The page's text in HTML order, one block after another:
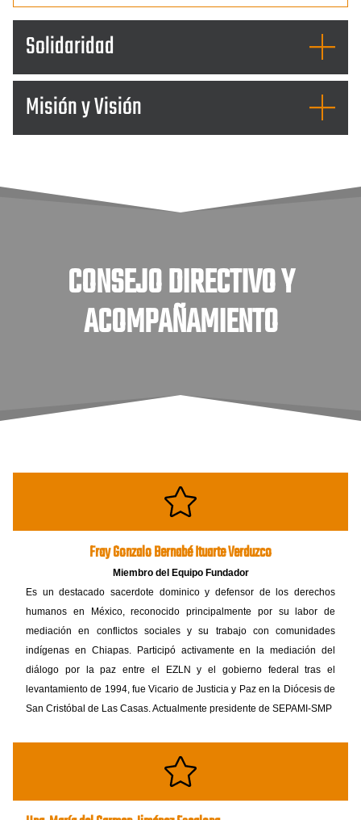
Solidaridad
Misión y Visión
CONSEJO DIRECTIVO Y
ACOMPAÑAMIENTO
Fray Gonzalo Bernabé Ituarte Verduzco
Miembro del Equipo Fundador
Es un destacado sacerdote dominico y defensor de los derechos
humanos en México, reconocido principalmente por su labor de
mediación en conflictos sociales y su trabajo con comunidades
indígenas en Chiapas. Participó activamente en la mediación del
diálogo por la paz entre el EZLN y el gobierno federal tras el
levantamiento de 1994, fue Vicario de Justicia y Paz en la Diócesis de
San Cristóbal de Las Casas. Actualmente presidente de SEPAMI-SMP